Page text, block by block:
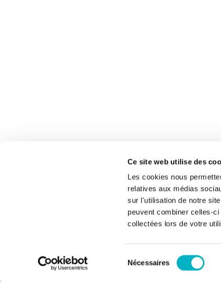
Ce site web utilise des
Les cookies nous
relatives aux médias
sur l'utilisation de notre
peuvent combiner celles-
collectées lors de votre
du
Nécessaires